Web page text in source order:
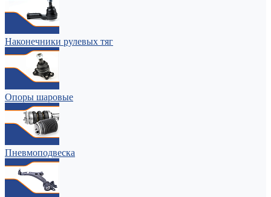
Наконечники рулевых тяг
Опоры шаровые
Пневмоподвеска